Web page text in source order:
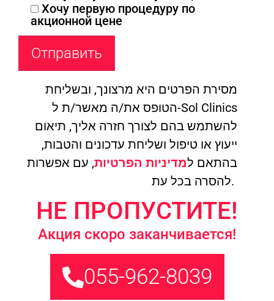
Хочу первую процедуру по
акционной цене
מסירת הפרטים היא מרצונך, ובשליחת
הטופס את/ה מאשר/ת ל-Sol Clinics
להשתמש בהם לצורך חזרה אליך, תיאום
ייעוץ או טיפול ושליחת עדכונים והטבות,
בהתאם למדיניות הפרטיות, עם אפשרות
להסרה בכל עת.
НЕ ПРОПУСТИТЕ!
Акция скоро заканчивается!
055-962-8039